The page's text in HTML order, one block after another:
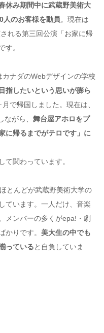
休み期間中に武蔵野美術大
人のお客様を動員。現在は
れる第三回公演「お家に帰
す。
ナダのWebデザインの学校
指したいという思いが膨ら
で帰国しました。現在は、
がら、 舞台屋アホロをプ
に帰るまでがテロです」に
て関わっています。
とんどが武蔵野美術大学の
ています。一人だけ、音楽
メンバーの多くがepa!・劇
かりです。 美大生の中でも
っていると自負していま